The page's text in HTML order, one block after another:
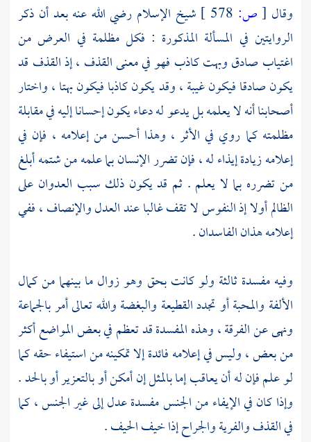
وقال [ص:
شيخ الإسلام رضي الله عنه بعد أن ذكر
الروايتين في المسألة المذكورة : فكل مظلمة في العرض من
اغتياب صادق وبهت كاذب فهو في معنى القذف ، إذ القذف قد
يكون صادقا فيكون غيبة ، وقد يكون كاذبا فيكون بهتا ، واختار
أصحابنا أنه لا يعلمه بل يدعو له دعاء يكون إحسانا إليه في مقابلة
مظلمته كما روي في الأثر ، وهذا أحسن من إعلامه ، فإن في
إعلامه زيادة إيذاء له ، فإن تضرر الإنسان بما علمه من شتمه أبلغ
من تضرره بما لا يعلم . ثم قد يكون ذلك سبب العدوان على
الظالم أولا إذ النفوس لا تقف غالبا عند العدل والإنصاف ، ففي
إعلامه هذان الفاسدان .
وفيه مفسدة ثالثة ولو كانت بحق وهو زوال ما بينهما من كمال
الألفة والمحبة أو تجدد القطيعة والبغضة والله تعالى أمر بالجماعة
ونهى عن الفرقة ، وهذه المفسدة قد تعظم في بعض المواضع أكثر
من بعض ، وليس في إعلامه فائدة إلا تمكينه من استيفاء حقه كما
لو علم فإن له أن يعاقب إما بالمثل إن أمكن أو بالتعزير أو بالحد .
وإذا كان في الإيفاء من الجنس مفسدة عدل إلى غير الجنس ، كما
في القذف والفرية والجراح إذا خيف الحيف .